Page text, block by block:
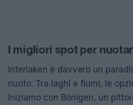
I migliori spot per
Interlaken è davvero un
nuoto. Tra laghi e fiumi, le
Iniziamo con Bönigen, un